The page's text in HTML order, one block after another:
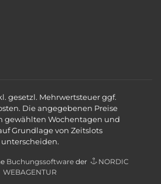
gesetzl. Mehrwertsteuer ggf.
Die angegebenen Preise
gewählten Wochentagen und
Grundlage von Zeitslots
unterscheiden.
Buchungssoftware der
NORDIC
WEBAGENTUR